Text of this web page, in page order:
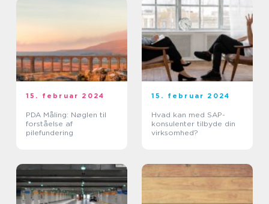
15. februar 2024
PDA Måling: Nøglen til
forståelse af
pilefundering
15. februar 2024
Hvad kan med SAP-
konsulenter tilbyde din
virksomhed?